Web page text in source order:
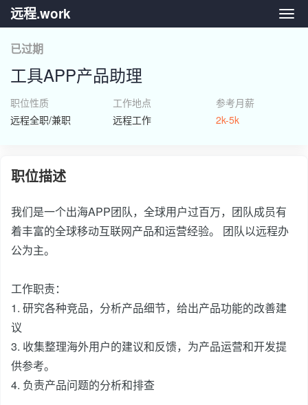
远
远程.work
已过期
工具APP产品助理
职位性质
远程全职/兼职
工作地点
远程工作
参考月薪
2k-5k
职位描述
我们是一个出海APP团队，全球用户过百万，团队成员有
着丰富的全球移动互联网产品和运营经验。 团队以远程办
公为主。
工作职责：
1. 研究各种竞品，分析产品细节，给出产品功能的改善建
议
3. 收集整理海外用户的建议和反馈，为产品运营和开发提
供参考。
4. 负责产品问题的分析和排查